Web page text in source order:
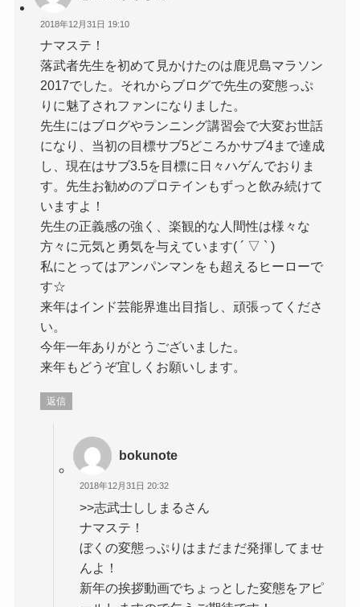
2018年12月31日 19:10
ナマステ！
落武者先生を初めて見かけたのは鹿児島マラソン
2017でした。それからブログで先生の変態っぷ
りに魅了されファンになりました。
先生にはブログやランニング講習会で大変お世話
になり、当初の目標サブ5どころかサブ4まで達成
し、現在はサブ3.5を目標に日々ハゲんでおりま
す。先生お勧めのプロテインもずっと飲み続けて
いますよ！
先生の正義感の強く、楽観的な人間性は様々な
方々に元気と勇気を与えています( ´ ▽ ` )
私にとってはアンパンマンをも超えるヒーローで
す☆
来年はインド芸能界進出目指し、頑張ってくださ
い。
今年一年ありがとうございました。
来年もどうぞ宜しくお願いします。
返信
bokunote
2018年12月31日 20:32
>>志武士ししまるさん
ナマステ！
ぼくの変態っぷりはまだまだ発揮してませ
んよ！
新年の挨拶動画でちょっとした変態をアピ